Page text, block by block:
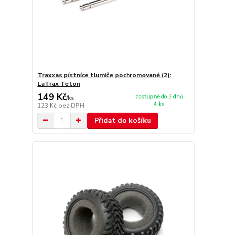
Traxxas pístníce tlumiče pochromované (2):
LaTrax Teton
149 Kč/ks
123 Kč bez DPH
dostupné do 3 dnů
4 ks
Přidat do košíku